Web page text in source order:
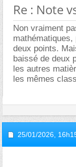
Re : Note
Non vraiment
mathématiques,
deux points.
baissé de deux
les autres
les mêmes
25/01/2026,